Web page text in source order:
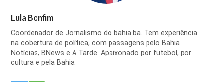
Lula Bonfim
Coordenador de Jornalismo do bahia.ba. Tem experiência
na cobertura de política, com passagens pelo Bahia
Notícias, BNews e A Tarde. Apaixonado por futebol, por
cultura e pela Bahia.